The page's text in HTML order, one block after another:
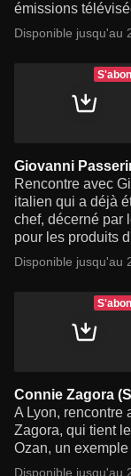
émissions
Disponible jusqu'au
Giovanni
Rencontre avec
italien qui a déjà
chef, décerné par
pour les produits
Disponible jusqu'au
Connie Zagora
A Lyon, rencontre
Zagora, qui tient
Ozan, un
Disponible jusqu'au